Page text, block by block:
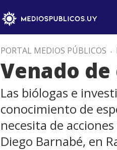
PORTAL MEDIOS PÚBLICOS .
Venado
Las biólogas e
conocimiento de
necesita de
Diego Barnabé, en